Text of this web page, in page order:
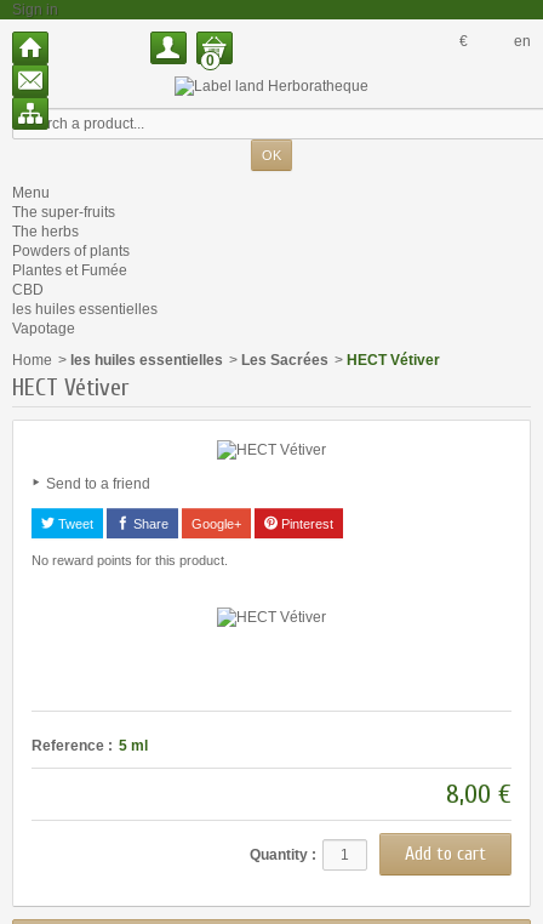
Sign in
€
en
0
Menu
The super-fruits
The herbs
Powders of plants
Plantes et Fumée
CBD
les huiles essentielles
Vapotage
Home > les huiles essentielles > Les Sacrées > HECT Vétiver
HECT Vétiver
Send to a friend
Tweet Share Google+ Pinterest
No reward points for this product.
Reference : 5 ml
8,00 €
Quantity :